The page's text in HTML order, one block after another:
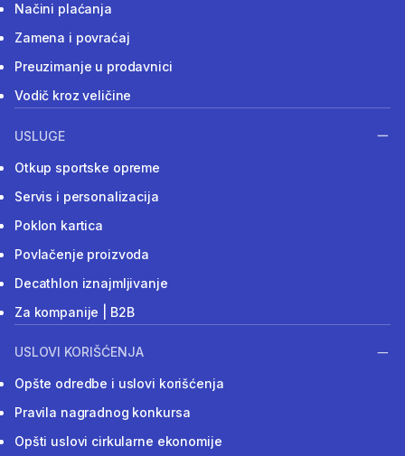
Načini plaćanja
Zamena i povraćaj
Preuzimanje u prodavnici
Vodič kroz veličine
USLUGE
Otkup sportske opreme
Servis i personalizacija
Poklon kartica
Povlačenje proizvoda
Decathlon iznajmljivanje
Za kompanije | B2B
USLOVI KORIŠĆENJA
Opšte odredbe i uslovi korišćenja
Pravila nagradnog konkursa
Opšti uslovi cirkularne ekonomije